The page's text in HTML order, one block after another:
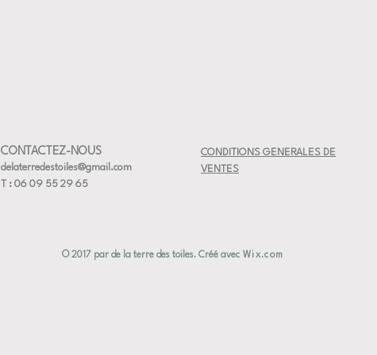
CONTACTEZ-NOUS
delaterredestoiles@gmail.com
T : 06 09 55 29 65
© 2017 par de la terre des toiles. Créé avec Wix.com
CONDITIONS GENERALES DE
VENTES